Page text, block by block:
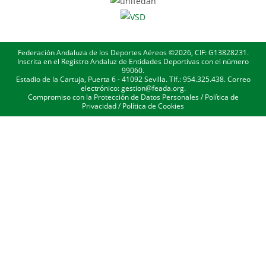
Federación Andaluza de los Deportes Aéreos ©2026, CIF: G13828231.
Inscrita en el Registro Andaluz de Entidades Deportivas con el número
99060.
Estadio de la Cartuja, Puerta 6 - 41092 Sevilla. Tlf.: 954.325.438. Correo
electrónico: gestion@feada.org.
Compromiso con la Protección de Datos Personales/Política de
Privacidad/Política de Cookies